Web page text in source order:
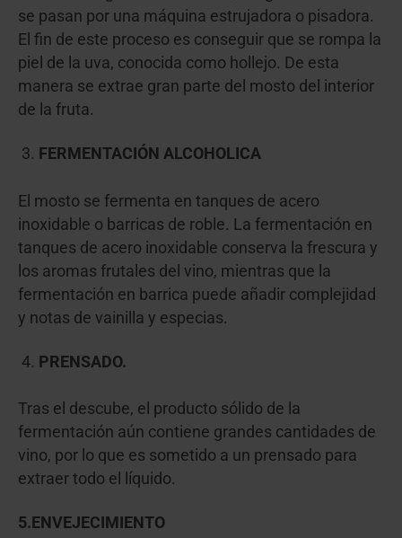
se pasan por una máquina estrujadora o pisadora.
El fin de este proceso es conseguir que se rompa la
piel de la uva, conocida como hollejo. De esta
manera se extrae gran parte del mosto del interior
de la fruta.
FERMENTACIÓN ALCOHOLICA
El mosto se fermenta en tanques de acero
inoxidable o barricas de roble. La fermentación en
tanques de acero inoxidable conserva la frescura y
los aromas frutales del vino, mientras que la
fermentación en barrica puede añadir complejidad
y notas de vainilla y especias.
PRENSADO.
Tras el descube, el producto sólido de la
fermentación aún contiene grandes cantidades de
vino, por lo que es sometido a un prensado para
extraer todo el líquido.
5.ENVEJECIMIENTO